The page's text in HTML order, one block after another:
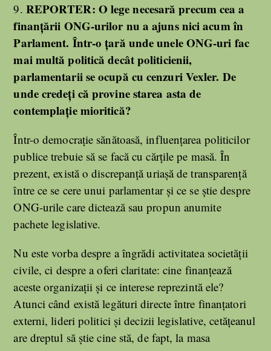
9. REPORTER: O lege necesară precum cea a
finanțării ONG-urilor nu a ajuns nici acum în
Parlament. Într-o țară unde unele ONG-uri fac
mai multă politică decât politicienii,
parlamentarii se ocupă cu cenzuri Vexler. De
unde credeți că provine starea asta de
contemplație mioritică?
Într-o democrație sănătoasă, influențarea politicilor
publice trebuie să se facă cu cărțile pe masă. În
prezent, există o discrepanță uriașă de transparență
între ce se cere unui parlamentar și ce se știe despre
ONG-urile care dictează sau propun anumite
pachete legislative.
Nu este vorba despre a îngrădi activitatea societății
civile, ci despre a oferi claritate: cine finanțează
aceste organizații și ce interese reprezintă ele?
Atunci când există legături directe între finanțatori
externi, lideri politici și decizii legislative, cetățeanul
are dreptul să știe cine stă, de fapt, la masa